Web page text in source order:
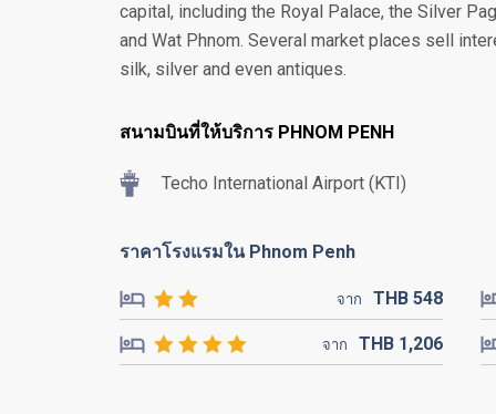
capital, including the Royal Palace, the Silver
and Wat Phnom. Several market places sell
silk, silver and even antiques.
สนามบินที่ให้บริการ PHNOM PENH
Techo International Airport (KTI)
ราคาโรงแรมใน Phnom Penh
จาก THB 548
จาก THB 1,206